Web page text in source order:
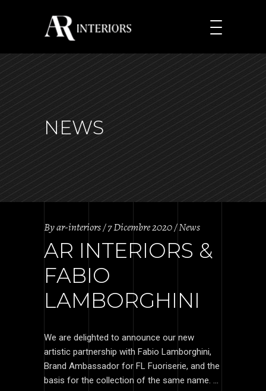
NEWS
Byar-interiors 7 Dicembre 2020 News
AR INTERIORS &
FABIO
LAMBORGHINI
We are delighted to announce our new
artistic partnership with Fabio Lamborghini,
Brand Ambassador for FL Fuoriserie, and the
basis for the collection of the same name.